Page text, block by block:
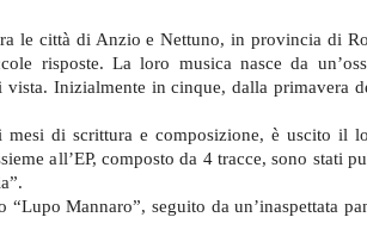
le città di Anzio e Nettuno, in provincia di
risposte. La loro musica nasce da
Inizialmente in cinque, dalla primavera
di scrittura e composizione, è uscito il
all’EP, composto da 4 tracce, sono stati
Mannaro”, seguito da un’inaspettata